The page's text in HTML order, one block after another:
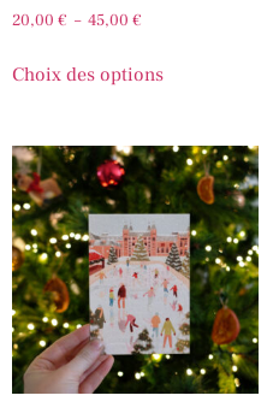
20,00 € – 45,00 €
Choix des options